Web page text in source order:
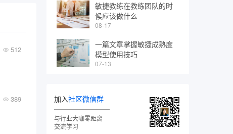
512
389
敏捷教练在教练团队的时
候应该做什么
08-17
一篇文章掌握敏捷成熟度
模型使用技巧
07-13
加入社区微信群
与行业大咖零距离
交流学习